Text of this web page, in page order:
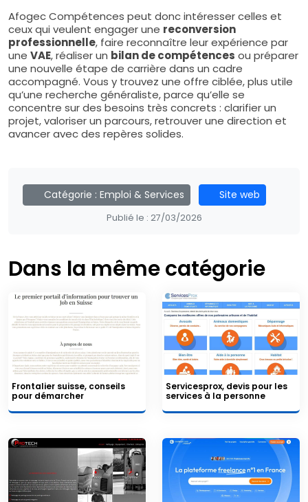
Afogec Compétences peut donc intéresser celles et
ceux qui veulent engager une reconversion
professionnelle, faire reconnaître leur expérience par
une VAE, réaliser un bilan de compétences ou préparer
une nouvelle étape de carrière dans un cadre
accompagné. Vous y trouvez une offre ciblée, plus utile
qu’une recherche généraliste, parce qu’elle se
concentre sur des besoins très concrets : clarifier un
projet, valoriser un parcours, retrouver une direction et
avancer avec des repères solides.
Catégorie : Emploi & Services Site web
Publié le : 27/03/2026
Dans la même catégorie
Frontalier suisse, conseils
pour démarcher
Servicesprox, devis pour les
services à la personne